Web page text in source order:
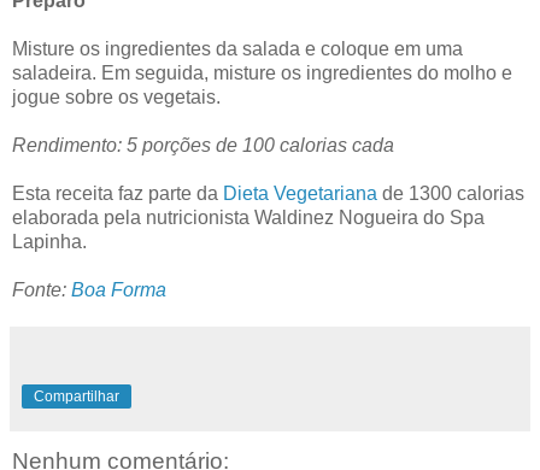
Misture os ingredientes da salada e coloque em uma
saladeira. Em seguida, misture os ingredientes do molho e
jogue sobre os vegetais.
Rendimento: 5 porções de 100 calorias cada
Esta receita faz parte da Dieta Vegetariana de 1300 calorias
elaborada pela nutricionista Waldinez Nogueira do Spa
Lapinha.
Fonte: Boa Forma
Compartilhar
Nenhum comentário: